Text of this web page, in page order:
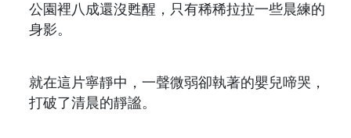
公園裡八成還沒甦醒，只有稀稀拉拉一些晨練的
身影。
就在這片寧靜中，一聲微弱卻執著的嬰兒啼哭，
打破了清晨的靜謐。